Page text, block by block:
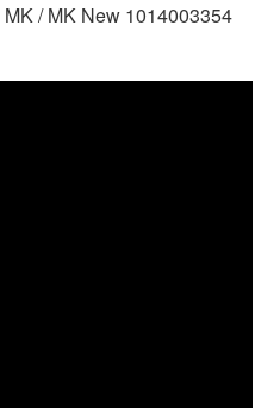
/ MK New 1014003354